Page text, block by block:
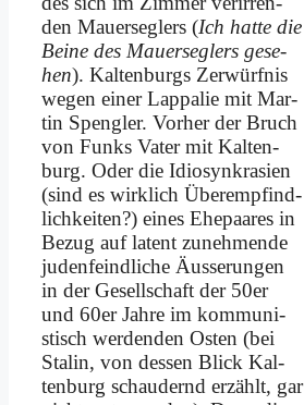
den Mau­er­seg­lers (Ich hat­te die
Bei­ne des Mau­er­seg­lers ge­se­
hen). Kal­ten­burgs Zer­würf­nis
we­gen ei­ner Lap­pa­lie mit Mar­
tin Speng­ler. Vor­her der Bruch
von Funks Va­ter mit Kal­ten­
burg. Oder die Idio­syn­kra­si­en
(sind es wirk­lich Über­emp­find­
lich­kei­ten?) ei­nes Ehe­paa­res in
Be­zug auf la­tent zu­neh­men­de
ju­den­feind­li­che Äu­sse­run­gen
in der Ge­sell­schaft der 50er
und 60er Jah­re im kom­mu­ni­
stisch wer­den­den Osten (bei
Sta­lin, von des­sen Blick Kal­
ten­burg schau­dernd er­zählt, gar